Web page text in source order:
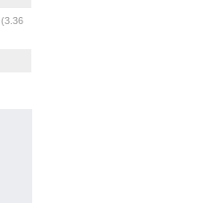
(3.36